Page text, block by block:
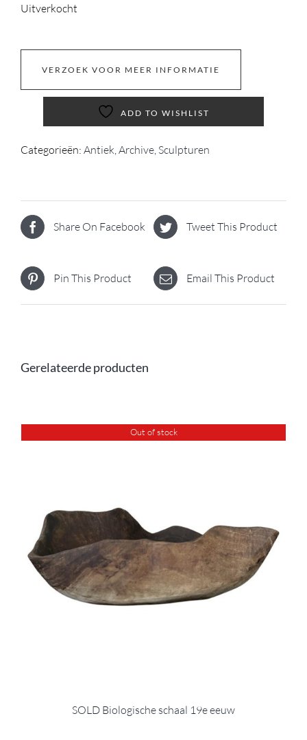
Uitverkocht
VERZOEK VOOR MEER INFORMATIE
ADD TO WISHLIST
Categorieën: Antiek Archive Sculpturen
Share On Facebook Tweet This Product
Pin This Product Email This Product
Gerelateerde producten
Out of stock
SOLD Biologische schaal 19e eeuw